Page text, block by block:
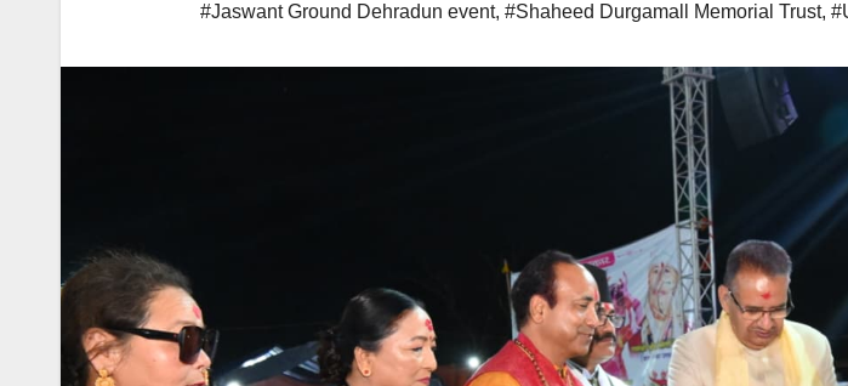
#Jaswant Ground Dehradun event, #Shaheed Durgamall Memorial Trust,